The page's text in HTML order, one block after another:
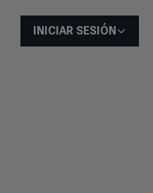
INICIAR SESIÓN